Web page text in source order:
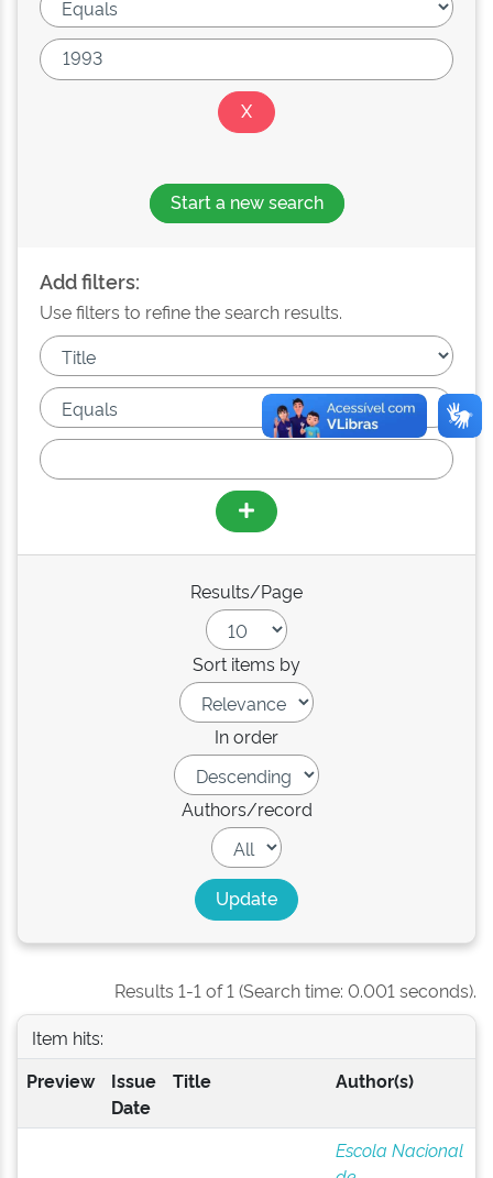
Start a new search
Add filters:
Use filters to refine the search results.
Results/Page
Sort items by
In order
Authors/record
Results 1-1 of 1 (Search time: 0.001 seconds).
Item hits:
Preview
Issue
Date
Title Author(s)
Escola Nacional